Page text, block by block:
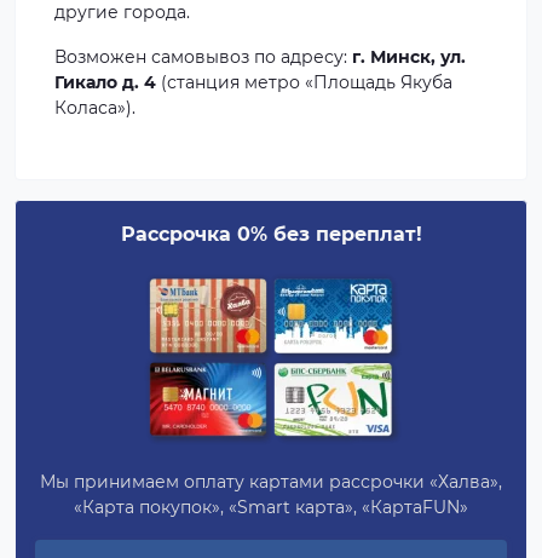
другие города.
Возможен самовывоз по адресу: г. Минск, ул.
Гикало д. 4 (станция метро «Площадь Якуба
Коласа»).
Рассрочка 0% без переплат!
Мы принимаем оплату картами рассрочки «Халва»,
«Карта покупок», «Smart карта», «КартаFUN»